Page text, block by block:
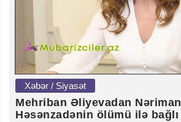
Xəbər / Siyasət
Mehriban Əliyevadan Nəriman
Həsənzadənin ölümü ilə bağlı